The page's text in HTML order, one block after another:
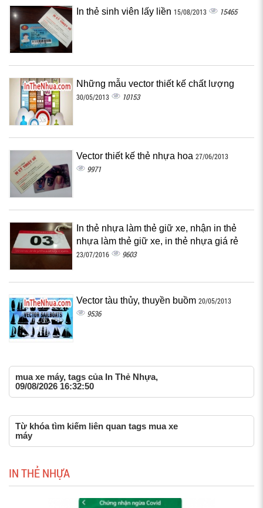
In thẻ sinh viên lấy liền 15/08/2013 15465
Những mẫu vector thiết kế chất lượng
30/05/2013 10153
Vector thiết kế thẻ nhựa hoa 27/06/2013
9971
In thẻ nhựa làm thẻ giữ xe, nhận in thẻ
nhựa làm thẻ giữ xe, in thẻ nhựa giá rẻ
23/07/2016 9603
Vector tàu thủy, thuyền buồm 20/05/2013
9536
mua xe máy, tags của In Thẻ Nhựa,
09/08/2026 16:32:50
Từ khóa tìm kiếm liên quan tags mua xe
máy
IN THẺ NHỰA